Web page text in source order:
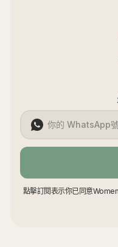
點擊訂閱表示你已同意